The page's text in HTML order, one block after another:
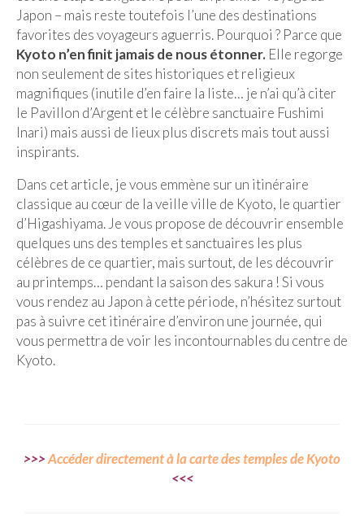
Salar d’Uyuni
Sucre
Chili
Paraguay
Lac Titicaca
Machu Picchu
ASIE
Chine
Beijing
Guilin & Yangshuo
Japon – mais reste toutefois l’une des destinations
favorites des voyageurs aguerris. Pourquoi ? Parce que
Kyoto n’en finit jamais de nous étonner. Elle regorge
non seulement de sites historiques et religieux
magnifiques (inutile d’en faire la liste… je n’ai qu’à citer
le Pavillon d’Argent et le célèbre sanctuaire Fushimi
Inari) mais aussi de lieux plus discrets mais tout aussi
inspirants.
Dans cet article, je vous emmène sur un itinéraire
classique au cœur de la veille ville de Kyoto, le quartier
d’Higashiyama. Je vous propose de découvrir ensemble
quelques uns des temples et sanctuaires les plus
célèbres de ce quartier, mais surtout, de les découvrir
au printemps… pendant la saison des sakura ! Si vous
vous rendez au Japon à cette période, n’hésitez surtout
pas à suivre cet itinéraire d’environ une journée, qui
vous permettra de voir les incontournables du centre de
Kyoto.
>>>Accéder directement à la carte des temples de Kyoto
<<<